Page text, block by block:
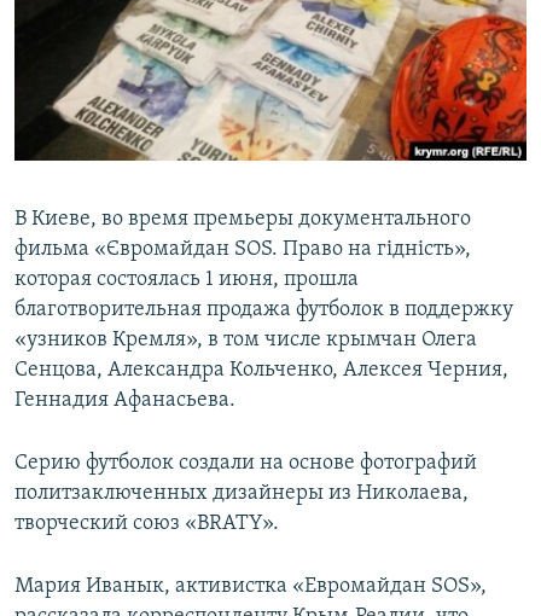
ПОБЕДИТЕЛЕЙ НЕ СУДЯТ?
КРЫМ.НЕПОКОРЕННЫЙ
ELIFBE
УКРАИНСКАЯ ПРОБЛЕМА КРЫМА
ПРИСОЕДИНЯЙТЕСЬ!
В Киеве, во время премьеры документального
фильма «Євромайдан SOS. Право на гідність»,
которая состоялась 1 июня, прошла
благотворительная продажа футболок в поддержку
«узников Кремля», в том числе крымчан Олега
Сенцова, Александра Кольченко, Алексея Черния,
Геннадия Афанасьева.
Серию футболок создали на основе фотографий
политзаключенных дизайнеры из Николаева,
творческий союз «BRATY».
Мария Иванык, активистка «Евромайдан SOS»,